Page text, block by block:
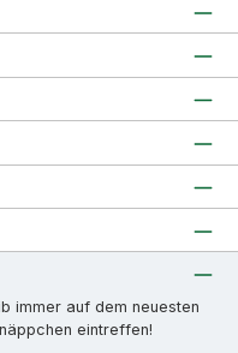
immer auf dem neuesten
eintreffen!